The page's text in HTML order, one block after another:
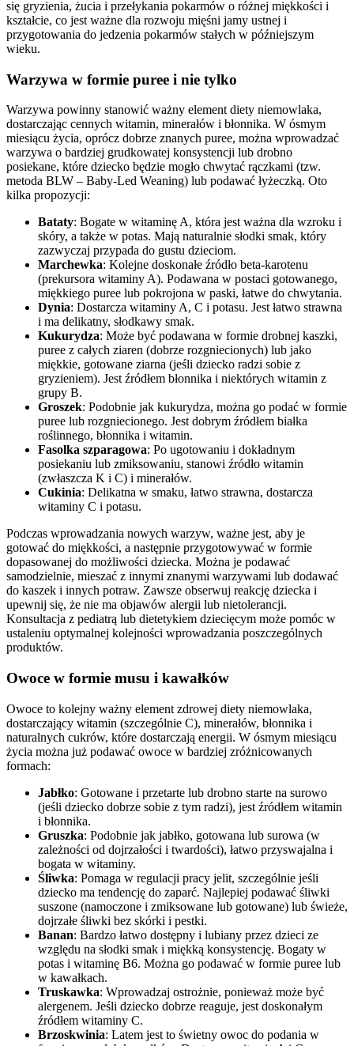
się gryzienia, żucia i przełykania pokarmów o różnej miękkości i
kształcie, co jest ważne dla rozwoju mięśni jamy ustnej i
przygotowania do jedzenia pokarmów stałych w późniejszym
wieku.
Warzywa w formie puree i nie tylko
Warzywa powinny stanowić ważny element diety niemowlaka,
dostarczając cennych witamin, minerałów i błonnika. W ósmym
miesiącu życia, oprócz dobrze znanych puree, można wprowadzać
warzywa o bardziej grudkowatej konsystencji lub drobno
posiekane, które dziecko będzie mogło chwytać rączkami (tzw.
metoda BLW – Baby-Led Weaning) lub podawać łyżeczką. Oto
kilka propozycji:
Bataty: Bogate w witaminę A, która jest ważna dla wzroku i
skóry, a także w potas. Mają naturalnie słodki smak, który
zazwyczaj przypada do gustu dzieciom.
Marchewka: Kolejne doskonałe źródło beta-karotenu
(prekursora witaminy A). Podawana w postaci gotowanego,
miękkiego puree lub pokrojona w paski, łatwe do chwytania.
Dynia: Dostarcza witaminy A, C i potasu. Jest łatwo strawna
i ma delikatny, słodkawy smak.
Kukurydza: Może być podawana w formie drobnej kaszki,
puree z całych ziaren (dobrze rozgniecionych) lub jako
miękkie, gotowane ziarna (jeśli dziecko radzi sobie z
gryzieniem). Jest źródłem błonnika i niektórych witamin z
grupy B.
Groszek: Podobnie jak kukurydza, można go podać w formie
puree lub rozgniecionego. Jest dobrym źródłem białka
roślinnego, błonnika i witamin.
Fasolka szparagowa: Po ugotowaniu i dokładnym
posiekaniu lub zmiksowaniu, stanowi źródło witamin
(zwłaszcza K i C) i minerałów.
Cukinia: Delikatna w smaku, łatwo strawna, dostarcza
witaminy C i potasu.
Podczas wprowadzania nowych warzyw, ważne jest, aby je
gotować do miękkości, a następnie przygotowywać w formie
dopasowanej do możliwości dziecka. Można je podawać
samodzielnie, mieszać z innymi znanymi warzywami lub dodawać
do kaszek i innych potraw. Zawsze obserwuj reakcję dziecka i
upewnij się, że nie ma objawów alergii lub nietolerancji.
Konsultacja z pediatrą lub dietetykiem dziecięcym może pomóc w
ustaleniu optymalnej kolejności wprowadzania poszczególnych
produktów.
Owoce w formie musu i kawałków
Owoce to kolejny ważny element zdrowej diety niemowlaka,
dostarczający witamin (szczególnie C), minerałów, błonnika i
naturalnych cukrów, które dostarczają energii. W ósmym miesiącu
życia można już podawać owoce w bardziej zróżnicowanych
formach:
Jabłko: Gotowane i przetarte lub drobno starte na surowo
(jeśli dziecko dobrze sobie z tym radzi), jest źródłem witamin
i błonnika.
Gruszka: Podobnie jak jabłko, gotowana lub surowa (w
zależności od dojrzałości i twardości), łatwo przyswajalna i
bogata w witaminy.
Śliwka: Pomaga w regulacji pracy jelit, szczególnie jeśli
dziecko ma tendencję do zaparć. Najlepiej podawać śliwki
suszone (namoczone i zmiksowane lub gotowane) lub świeże,
dojrzałe śliwki bez skórki i pestki.
Banan: Bardzo łatwo dostępny i lubiany przez dzieci ze
względu na słodki smak i miękką konsystencję. Bogaty w
potas i witaminę B6. Można go podawać w formie puree lub
w kawałkach.
Truskawka: Wprowadzaj ostrożnie, ponieważ może być
alergenem. Jeśli dziecko dobrze reaguje, jest doskonałym
źródłem witaminy C.
Brzoskwinia: Latem jest to świetny owoc do podania w